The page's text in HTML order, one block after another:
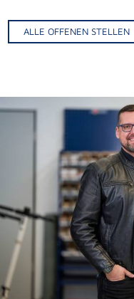
ALLE OFFENEN STELLEN